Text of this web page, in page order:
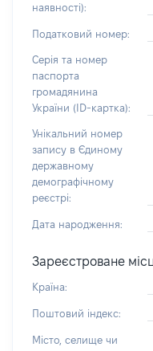
наявності):
Податковий номер:
Серія та номер
паспорта
громадянина
України (ID-картка):
Унікальний номер
запису в Єдиному
державному
демографічному
реєстрі:
Дата народження:
Зареєстроване
Країна:
Поштовий індекс:
Місто, селище чи